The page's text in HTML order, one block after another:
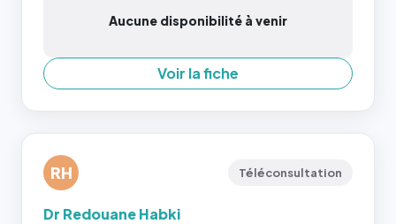
Aucune disponibilité à venir
Voir la fiche
RH Téléconsultation
Dr Redouane Habki